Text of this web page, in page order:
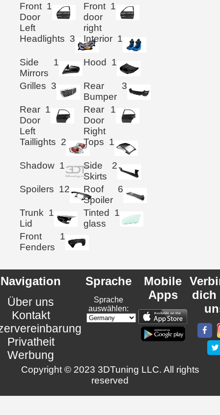
Front
Door
Left
1
Front
door
right
1
Headlights 3 Interior 1
Side
Mirrors
1 Hood 1
Grilles 3
Rear
Bumper
3
Rear
Door
Left
1
Rear
Door
Right
1
Taillights 2 Tops 1
Shadow 1
Side
Skirts
2
Spoilers 12
Roof
Spoiler
6
Trunk
Lid
1
Tinted
glass
1
Front
Fenders
1
Navigation
Über uns
Kontakt
Privatheit
Werbung
Sprache
Sprache
auswählen:
Mobile
Apps
dich
Copyright © 2023 3DTuning LLC. All rights
reserved